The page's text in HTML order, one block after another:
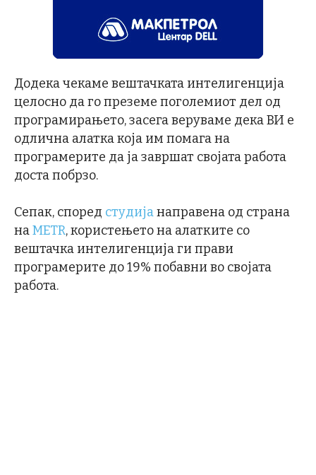
Додека чекаме вештачката интелигенција
целосно да го преземе поголемиот дел од
програмирањето, засега веруваме дека ВИ е
одлична алатка која им помага на
програмерите да ја завршат својата работа
доста побрзо.
Сепак, според студијанаправена од страна
наMETR, користењето на алатките со
вештачка интелигенција ги прави
програмерите до 19% побавни во својата
работа.